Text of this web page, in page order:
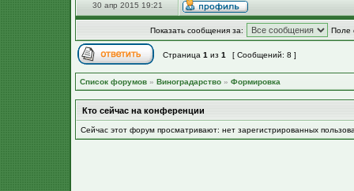
30 апр 2015 19:21
Показать сообщения за: Поле
Страница 1 из 1 [ Сообщений: 8 ]
Список форумов » Виноградарство » Формировка
Кто сейчас на конференции
Сейчас этот форум просматривают: нет зарегистрированных